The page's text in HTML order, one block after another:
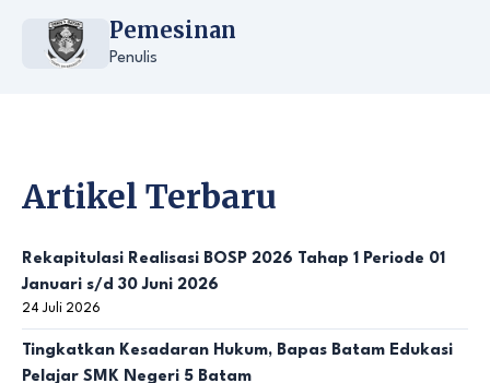
Pemesinan
Penulis
Artikel Terbaru
Rekapitulasi Realisasi BOSP 2026 Tahap 1 Periode 01
Januari s/d 30 Juni 2026
24 Juli 2026
Tingkatkan Kesadaran Hukum, Bapas Batam Edukasi
Pelajar SMK Negeri 5 Batam